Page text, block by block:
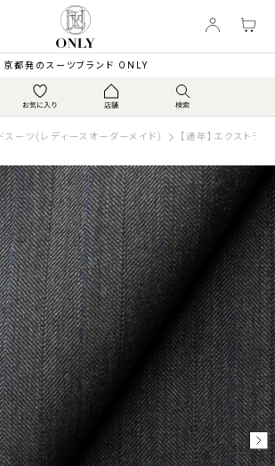
京都発のスーツブランド ONLY
スーツ(レディースオーダーメイド) 【通年】エクストラ